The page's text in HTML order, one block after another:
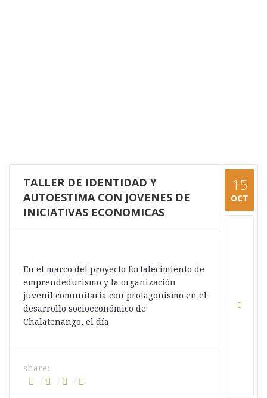
TALLER DE IDENTIDAD Y
AUTOESTIMA CON JOVENES DE
INICIATIVAS ECONOMICAS
En el marco del proyecto fortalecimiento de
emprendedurismo y la organización
juvenil comunitaria con protagonismo en el
desarrollo socioeconómico de
Chalatenango, el día
share:
15
OCT